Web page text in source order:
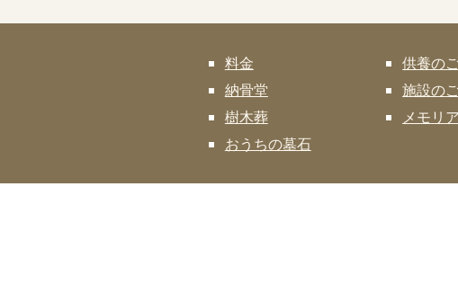
料金
納骨堂
樹木葬
おうちの墓石
供養の
施設の
メモリ